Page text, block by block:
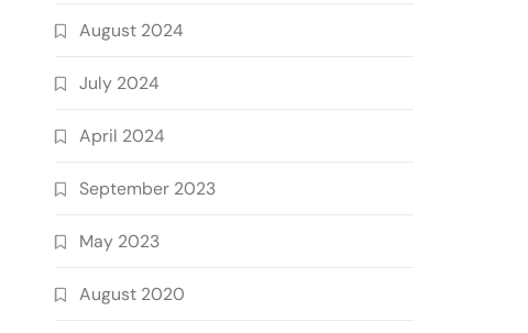
August 2024
July 2024
April 2024
September 2023
May 2023
August 2020